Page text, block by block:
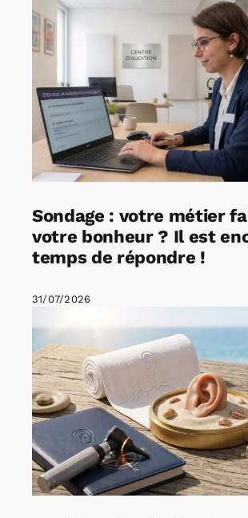
Sondage : votre métier
votre bonheur ? Il est
temps de répondre !
31/07/2026